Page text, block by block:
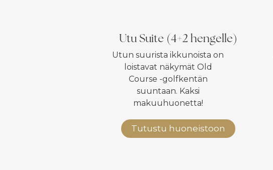
Utu Suite (4+2 hengelle)
Utun suurista ikkunoista on
loistavat näkymät Old
Course -golfkentän
suuntaan. Kaksi
makuuhuonetta!
Tutustu huoneistoon